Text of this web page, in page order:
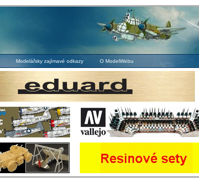
Modelářsky zajímavé odkazy O ModelWebu